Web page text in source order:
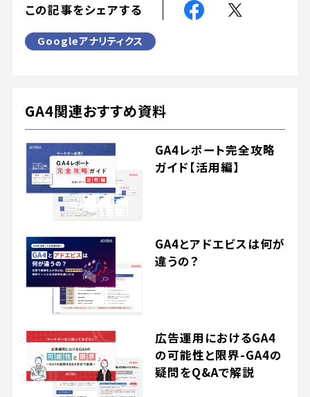
この記事をシェアする
Googleアナリティクス
GA4関連おすすめ資料
GA4レポート完全攻略
ガイド【活用編】
GA4とアドエビスは何が
違うの？
広告運用におけるGA4
の可能性と限界-GA4の
疑問をQ&Aで解説